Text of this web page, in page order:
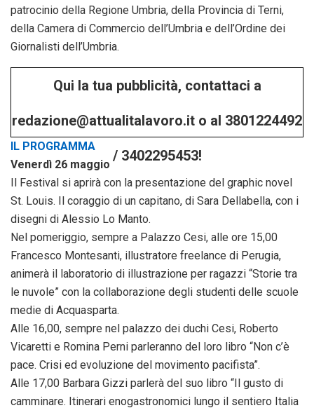
patrocinio della Regione Umbria, della Provincia di Terni,
della Camera di Commercio dell’Umbria e dell’Ordine dei
Giornalisti dell’Umbria.
Qui la tua pubblicità, contattaci a
redazione@attualitalavoro.it o al 3801224492
/ 3402295453!
IL PROGRAMMA
Venerdì 26 maggio
Il Festival si aprirà con la presentazione del graphic novel
St. Louis. Il coraggio di un capitano, di Sara Dellabella, con i
disegni di Alessio Lo Manto.
Nel pomeriggio, sempre a Palazzo Cesi, alle ore 15,00
Francesco Montesanti, illustratore freelance di Perugia,
animerà il laboratorio di illustrazione per ragazzi “Storie tra
le nuvole” con la collaborazione degli studenti delle scuole
medie di Acquasparta.
Alle 16,00, sempre nel palazzo dei duchi Cesi, Roberto
Vicaretti e Romina Perni parleranno del loro libro “Non c’è
pace. Crisi ed evoluzione del movimento pacifista”.
Alle 17,00 Barbara Gizzi parlerà del suo libro “Il gusto di
camminare. Itinerari enogastronomici lungo il sentiero Italia